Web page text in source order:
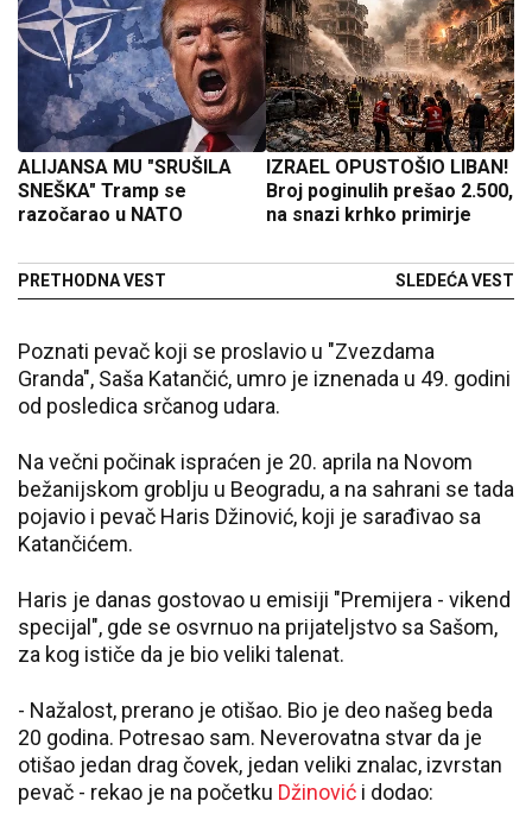
ALIJANSA MU "SRUŠILA
SNEŠKA" Tramp se
razočarao u NATO
PRETHODNA VEST
IZRAEL OPUSTOŠIO LIBAN!
Broj poginulih prešao 2.500,
na snazi krhko primirje
SLEDEĆA VEST
Poznati pevač koji se proslavio u "Zvezdama
Granda", Saša Katančić, umro je iznenada u 49. godini
od posledica srčanog udara.
Na večni počinak ispraćen je 20. aprila na Novom
bežanijskom groblju u Beogradu, a na sahrani se tada
pojavio i pevač Haris Džinović, koji je sarađivao sa
Katančićem.
Haris je danas gostovao u emisiji "Premijera - vikend
specijal", gde se osvrnuo na prijateljstvo sa Sašom,
za kog ističe da je bio veliki talenat.
- Nažalost, prerano je otišao. Bio je deo našeg beda
20 godina. Potresao sam. Neverovatna stvar da je
otišao jedan drag čovek, jedan veliki znalac, izvrstan
pevač - rekao je na početku Džinović i dodao: